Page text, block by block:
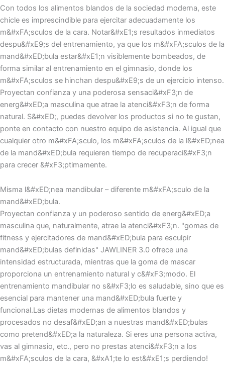
Con todos los alimentos blandos de la sociedad moderna, este
chicle es imprescindible para ejercitar adecuadamente los
m&#xFA;sculos de la cara. Notar&#xE1;s resultados inmediatos
despu&#xE9;s del entrenamiento, ya que los m&#xFA;sculos de la
mand&#xED;bula estar&#xE1;n visiblemente bombeados, de
forma similar al entrenamiento en el gimnasio, donde los
m&#xFA;sculos se hinchan despu&#xE9;s de un ejercicio intenso.
Proyectan confianza y una poderosa sensaci&#xF3;n de
energ&#xED;a masculina que atrae la atenci&#xF3;n de forma
natural. S&#xED;, puedes devolver los productos si no te gustan,
ponte en contacto con nuestro equipo de asistencia. Al igual que
cualquier otro m&#xFA;sculo, los m&#xFA;sculos de la l&#xED;nea
de la mand&#xED;bula requieren tiempo de recuperaci&#xF3;n
para crecer &#xF3;ptimamente.
Misma l&#xED;nea mandibular – diferente m&#xFA;sculo de la
mand&#xED;bula.
Proyectan confianza y un poderoso sentido de energ&#xED;a
masculina que, naturalmente, atrae la atenci&#xF3;n. "gomas de
fitness y ejercitadores de mand&#xED;bula para esculpir
mand&#xED;bulas definidas" JAWLINER 3.0 ofrece una
intensidad estructurada, mientras que la goma de mascar
proporciona un entrenamiento natural y c&#xF3;modo. El
entrenamiento mandibular no s&#xF3;lo es saludable, sino que es
esencial para mantener una mand&#xED;bula fuerte y
funcional.Las dietas modernas de alimentos blandos y
procesados no desaf&#xED;an a nuestras mand&#xED;bulas
como pretend&#xED;a la naturaleza. Si eres una persona activa,
vas al gimnasio, etc., pero no prestas atenci&#xF3;n a los
m&#xFA;sculos de la cara, &#xA1;te lo est&#xE1;s perdiendo!